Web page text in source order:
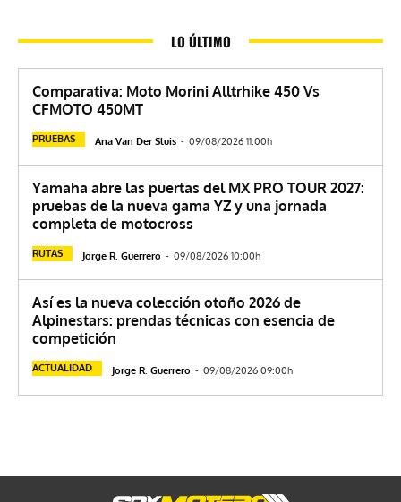
LO ÚLTIMO
Comparativa: Moto Morini Alltrhike 450 Vs
CFMOTO 450MT
PRUEBAS Ana Van Der Sluis - 09/08/2026 11:00h
Yamaha abre las puertas del MX PRO TOUR 2027:
pruebas de la nueva gama YZ y una jornada
completa de motocross
RUTAS Jorge R. Guerrero - 09/08/2026 10:00h
Así es la nueva colección otoño 2026 de
Alpinestars: prendas técnicas con esencia de
competición
ACTUALIDAD Jorge R. Guerrero - 09/08/2026 09:00h